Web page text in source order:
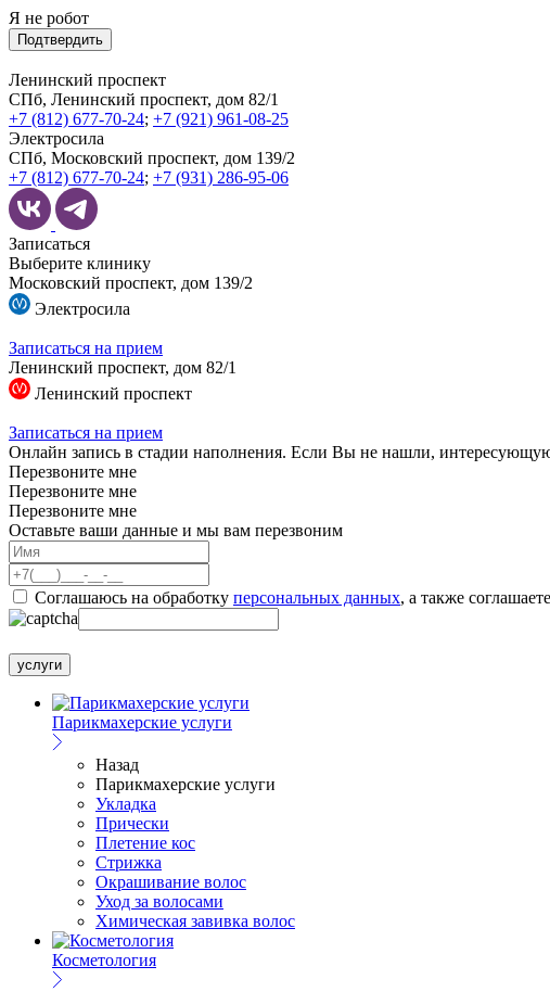
Я не робот
Подтвердить
Ленинский проспект
СПб, Ленинский проспект, дом 82/1
+7 (812) 677-70-24; +7 (921) 961-08-25
Электросила
СПб, Московский проспект, дом 139/2
+7 (812) 677-70-24; +7 (931) 286-95-06
Записаться
Выберите клинику
Московский проспект, дом 139/2
Электросила
Записаться на прием
Ленинский проспект, дом 82/1
Ленинский проспект
Записаться на прием
Онлайн запись в стадии наполнения. Если Вы не нашли,
Перезвоните мне
Перезвоните мне
Перезвоните мне
Оставьте ваши данные и мы вам перезвоним
Соглашаюсь на обработку персональных данных, а также
услуги
Парикмахерские услуги
Назад
Парикмахерские услуги
Укладка
Прически
Плетение кос
Стрижка
Окрашивание волос
Уход за волосами
Химическая завивка волос
Косметология